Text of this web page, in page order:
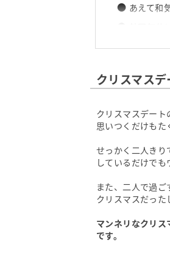
あえて和
恋愛映画
おわりに
クリスマス
クリスマスデー
思いつくだけもた
せっかく二人きり
しているだけでも
また、二人で過
クリスマスだった
マンネリなクリ
です。